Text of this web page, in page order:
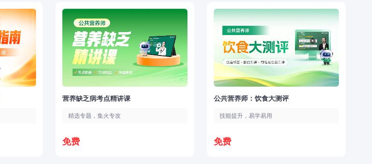
营养缺乏病考点精讲课
精选专题，集火专攻
免费
公共营养师：饮食大测评
技能提升，易学易用
免费